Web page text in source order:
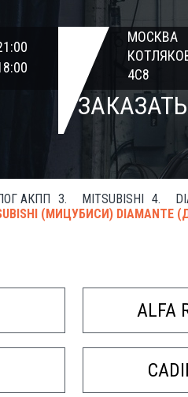
МОСКВА
4С8
РЕМОНТ И
АКПП MITSUBISHI
(МИЦУБИСИ) DIAMANTE
ALFA